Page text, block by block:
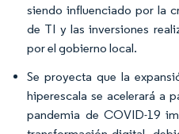
siendo influenciado por la
de TI y las inversiones
por el gobierno local.
Se proyecta que la
hiperescala se acelerará a
pandemia de COVID-19